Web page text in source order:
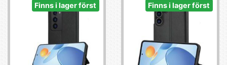
Finns i lager först Finns i lager först